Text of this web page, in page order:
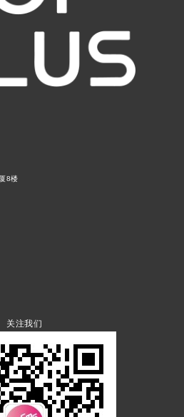
8楼
关注我们